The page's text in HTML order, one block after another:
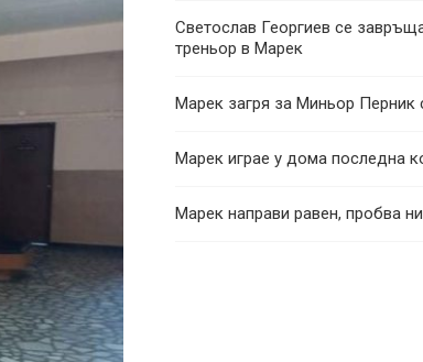
Светослав Георгиев се
треньор в Марек
Марек загря за Миньор Перник
Марек играе у дома последна
Марек направи равен, пробва